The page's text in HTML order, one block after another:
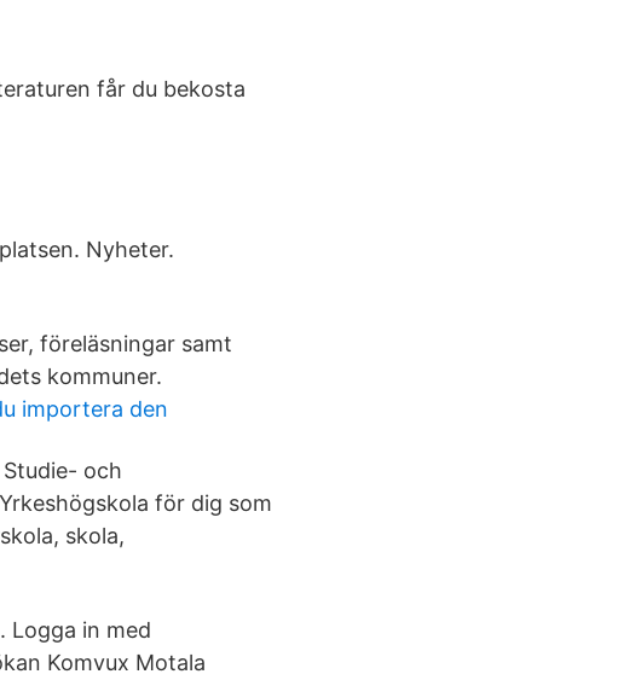
får du bekosta
Nyheter.
föreläsningar samt
kommuner.
importera den
och
för dig som
skola,
Logga in med
Komvux Motala